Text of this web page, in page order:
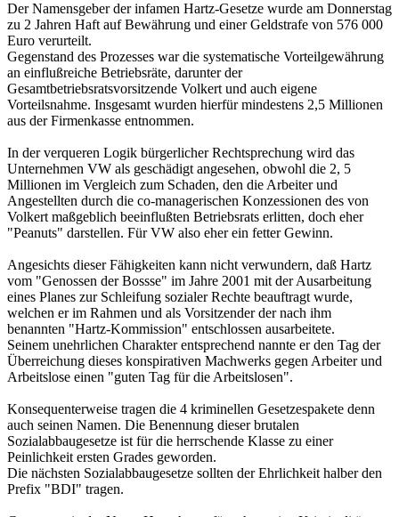
Der Namensgeber der infamen Hartz-Gesetze wurde am Donnerstag
zu 2 Jahren Haft auf Bewährung und einer Geldstrafe von 576 000
Euro verurteilt.
Gegenstand des Prozesses war die systematische Vorteilgewährung
an einflußreiche Betriebsräte, darunter der
Gesamtbetriebsratsvorsitzende Volkert und auch eigene
Vorteilsnahme. Insgesamt wurden hierfür mindestens 2,5 Millionen
aus der Firmenkasse entnommen.
In der verqueren Logik bürgerlicher Rechtsprechung wird das
Unternehmen VW als geschädigt angesehen, obwohl die 2, 5
Millionen im Vergleich zum Schaden, den die Arbeiter und
Angestellten durch die co-managerischen Konzessionen des von
Volkert maßgeblich beeinflußten Betriebsrats erlitten, doch eher
"Peanuts" darstellen. Für VW also eher ein fetter Gewinn.
Angesichts dieser Fähigkeiten kann nicht verwundern, daß Hartz
vom "Genossen der Bossse" im Jahre 2001 mit der Ausarbeitung
eines Planes zur Schleifung sozialer Rechte beauftragt wurde,
welchen er im Rahmen und als Vorsitzender der nach ihm
benannten "Hartz-Kommission" entschlossen ausarbeitete.
Seinem unehrlichen Charakter entsprechend nannte er den Tag der
Überreichung dieses konspirativen Machwerks gegen Arbeiter und
Arbeitslose einen "guten Tag für die Arbeitslosen".
Konsequenterweise tragen die 4 kriminellen Gesetzespakete denn
auch seinen Namen. Die Benennung dieser brutalen
Sozialabbaugesetze ist für die herrschende Klasse zu einer
Peinlichkeit ersten Grades geworden.
Die nächsten Sozialabbaugesetze sollten der Ehrlichkeit halber den
Prefix "BDI" tragen.